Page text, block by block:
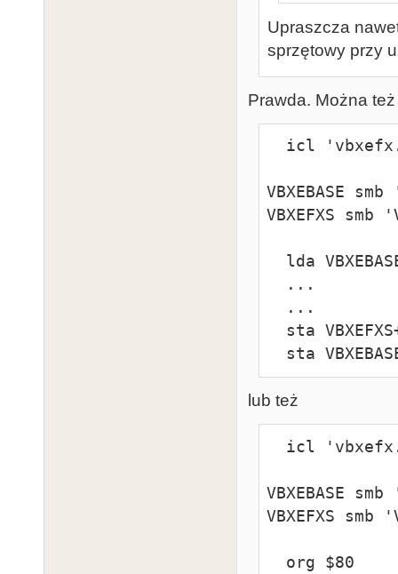
Upraszcza
sprzętowy przy
Prawda. Można
VBXEBASE smb
VBXEFXS smb
sta
lub też
VBXEBASE smb
VBXEFXS smb